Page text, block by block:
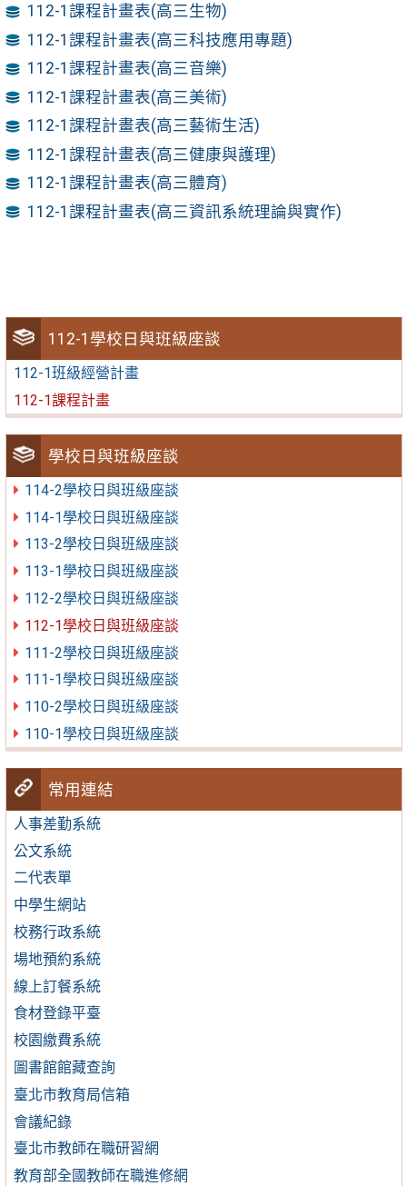
112-1學校日與班級座談
112-1班級經營計畫
112-1課程計畫
學校日與班級座談
114-2學校日與班級座談
114-1學校日與班級座談
113-2學校日與班級座談
113-1學校日與班級座談
112-2學校日與班級座談
112-1學校日與班級座談
111-2學校日與班級座談
111-1學校日與班級座談
110-2學校日與班級座談
110-1學校日與班級座談
常用連結
人事差勤系統
公文系統
二代表單
中學生網站
校務行政系統
場地預約系統
線上訂餐系統
食材登錄平臺
校園繳費系統
圖書館館藏查詢
臺北市教育局信箱
會議紀錄
臺北市教師在職研習網
教育部全國教師在職進修網
112-1課程計畫表(高三生物)
112-1課程計畫表(高三科技應用專題)
112-1課程計畫表(高三音樂)
112-1課程計畫表(高三美術)
112-1課程計畫表(高三藝術生活)
112-1課程計畫表(高三健康與護理)
112-1課程計畫表(高三體育)
112-1課程計畫表(高三資訊系統理論與實作)